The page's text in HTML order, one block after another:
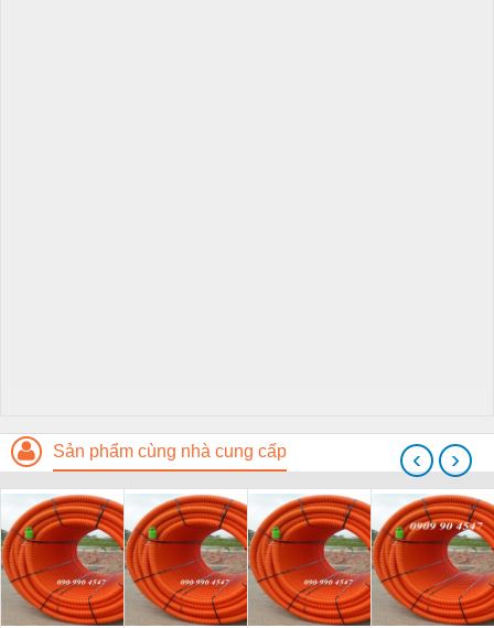
Sản phẩm cùng nhà cung cấp ‹ ›